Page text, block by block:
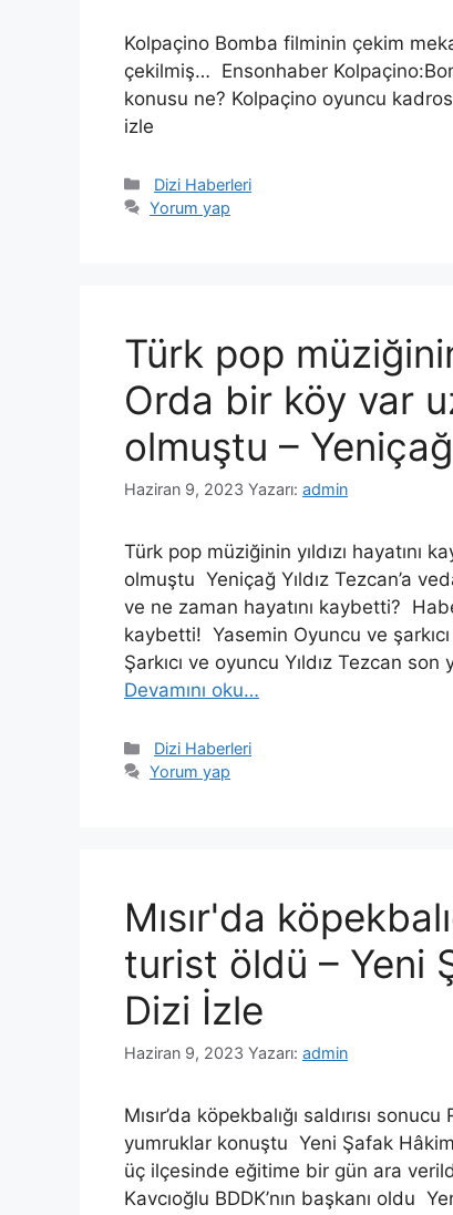
Kolpaçino Bomba filminin çekim
çekilmiş… Ensonhaber
konusu ne? Kolpaçino oyuncu
izle
Kategoriler
Dizi Haberleri
Yorum yap
Türk pop
Orda bir köy var
olmuştu –
Haziran 9, 2023 Yazarı: admin
Türk pop müziğinin yıldızı hayatını
olmuştu Yeniçağ Yıldız Tezcan’a
ve ne zaman hayatını kaybetti?
kaybetti! Yasemin Oyuncu ve
Şarkıcı ve oyuncu Yıldız Tezcan
Devamını oku…
Kategoriler
Dizi Haberleri
Yorum yap
Mısır'da
turist öldü – Yeni
Dizi İzle
Haziran 9, 2023 Yazarı: admin
Mısır’da köpekbalığı saldırısı
yumruklar konuştu Yeni Şafak
üç ilçesinde eğitime bir gün ara
Kavcıoğlu BDDK’nın başkanı oldu